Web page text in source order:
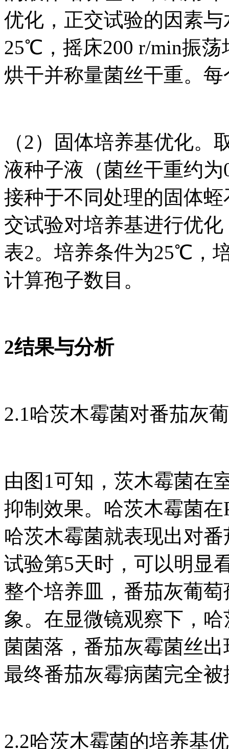
优化，正交试验的因素
25℃，摇床200 r/min振
烘干并称量菌丝干重。
（2）固体培养基优化。
液种子液（菌丝干重约
接种于不同处理的固体
交试验对培养基进行优
表2。培养条件为25℃，
计算孢子数目。
2结果与分析
2.1哈茨木霉菌对番茄灰
由图1可知，茨木霉菌在
抑制效果。哈茨木霉菌
哈茨木霉菌就表现出对
试验第5天时，可以明显
整个培养皿，番茄灰葡
象。在显微镜观察下，
菌菌落，番茄灰霉菌丝
最终番茄灰霉病菌完全
2.2哈茨木霉菌的培养基